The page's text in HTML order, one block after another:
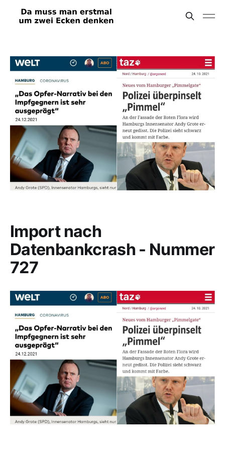
Import nach
Datenbankcrash - Nummer
727